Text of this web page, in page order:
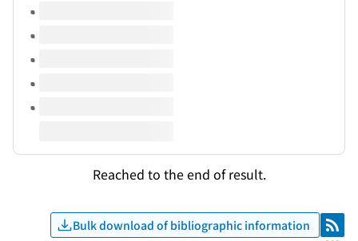
Volumes of this title
Reached to the end of result.
Bulk download of bibliographic information RSS